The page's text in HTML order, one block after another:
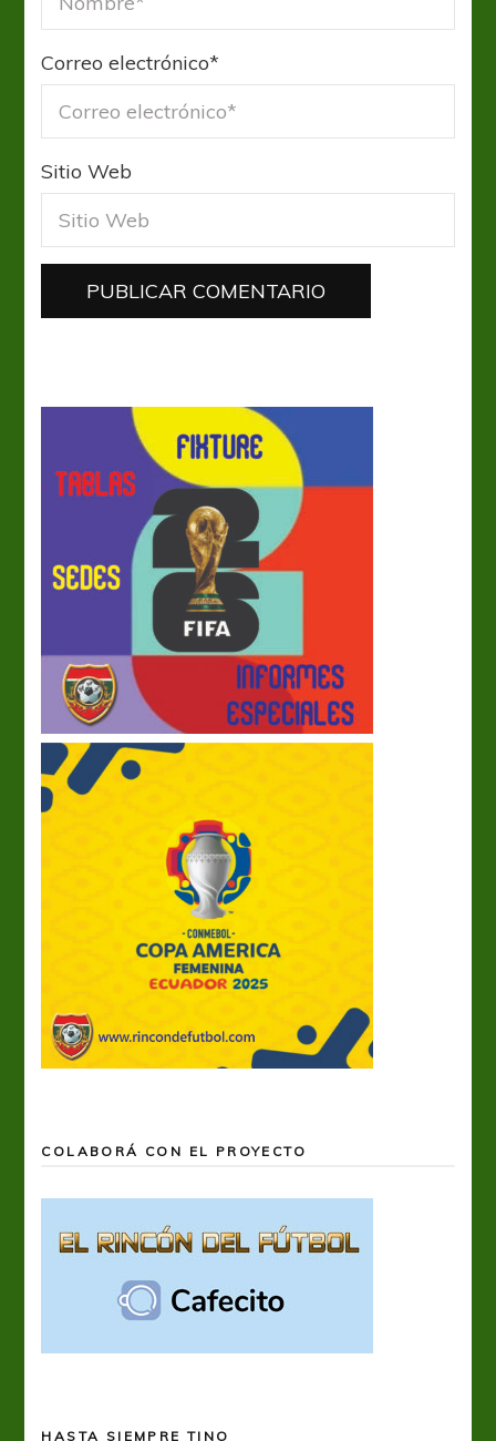
Correo electrónico*
Sitio Web
COLABORÁ CON EL PROYECTO
HASTA SIEMPRE TINO